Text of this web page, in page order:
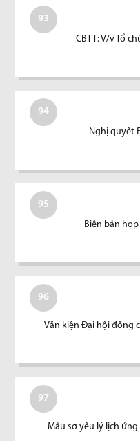
93
CBTT: V/v Tổ
94
Nghị quyết
95
Biên bản
96
Văn kiện Đại hội đồng
97
Mẫu sơ yếu lý lịch